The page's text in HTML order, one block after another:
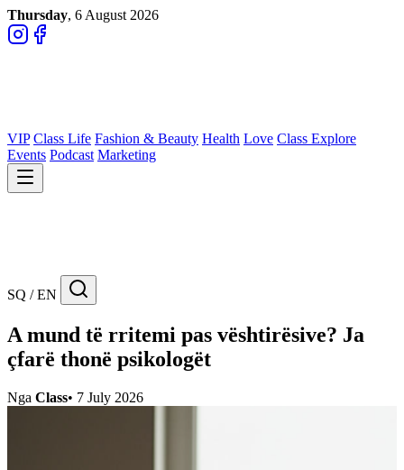
Thursday, 6 August 2026
VIP Class Life Fashion & Beauty Health Love Class Explore
Events Podcast Marketing
SQ / EN
A mund të rritemi pas vështirësive? Ja
çfarë thonë psikologët
Nga Class• 7 July 2026